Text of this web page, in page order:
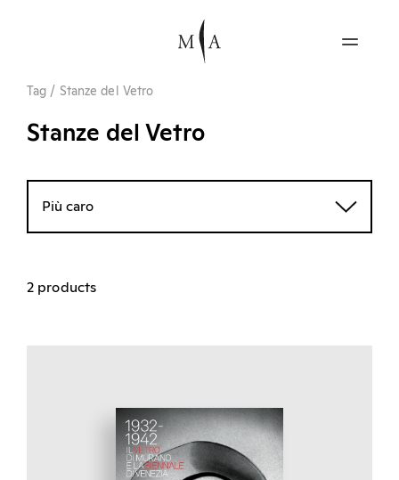
Tag / Stanze del Vetro
Stanze del Vetro
Più caro
2 products